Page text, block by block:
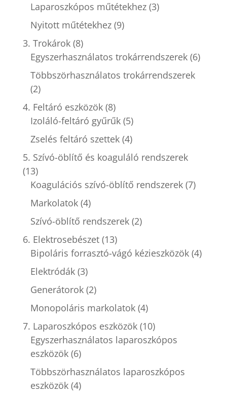
Laparoszkópos műtétekhez (3)
Nyitott műtétekhez (9)
3. Trokárok (8)
Egyszerhasználatos trokárrendszerek (6)
Többszörhasználatos trokárrendszerek
(2)
4. Feltáró eszközök (8)
Izoláló-feltáró gyűrűk (5)
Zselés feltáró szettek (4)
5. Szívó-öblítő és koaguláló rendszerek
(13)
Koagulációs szívó-öblítő rendszerek (7)
Markolatok (4)
Szívó-öblítő rendszerek (2)
6. Elektrosebészet (13)
Bipoláris forrasztó-vágó kézieszközök (4)
Elektródák (3)
Generátorok (2)
Monopoláris markolatok (4)
7. Laparoszkópos eszközök (10)
Egyszerhasználatos laparoszkópos
eszközök (6)
Többszörhasználatos laparoszkópos
eszközök (4)